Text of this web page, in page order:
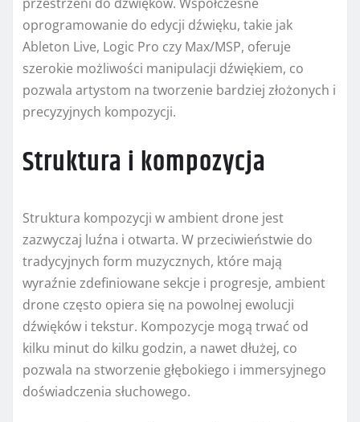
oprogramowanie do edycji dźwięku, takie jak
Ableton Live, Logic Pro czy Max/MSP, oferuje
szerokie możliwości manipulacji dźwiękiem, co
pozwala artystom na tworzenie bardziej złożonych i
precyzyjnych kompozycji.
Struktura i kompozycja
Struktura kompozycji w ambient drone jest
zazwyczaj luźna i otwarta. W przeciwieństwie do
tradycyjnych form muzycznych, które mają
wyraźnie zdefiniowane sekcje i progresje, ambient
drone często opiera się na powolnej ewolucji
dźwięków i tekstur. Kompozycje mogą trwać od
kilku minut do kilku godzin, a nawet dłużej, co
pozwala na stworzenie głębokiego i immersyjnego
doświadczenia słuchowego.